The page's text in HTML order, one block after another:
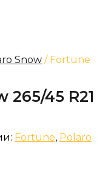
Snow / Fortune
265/45 R21
Fortune, Polaro